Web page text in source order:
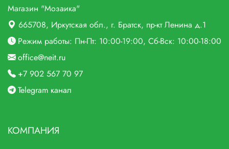
Магазин "Мозаика"
665708, Иркутская обл., г. Братск, пр-кт Ленина д.1
Режим работы: Пн-Пт: 10:00-19:00, Сб-Вск: 10:00-18:00
office@neit.ru
+7 902 567 70 97
Telegram канал
КОМПАНИЯ